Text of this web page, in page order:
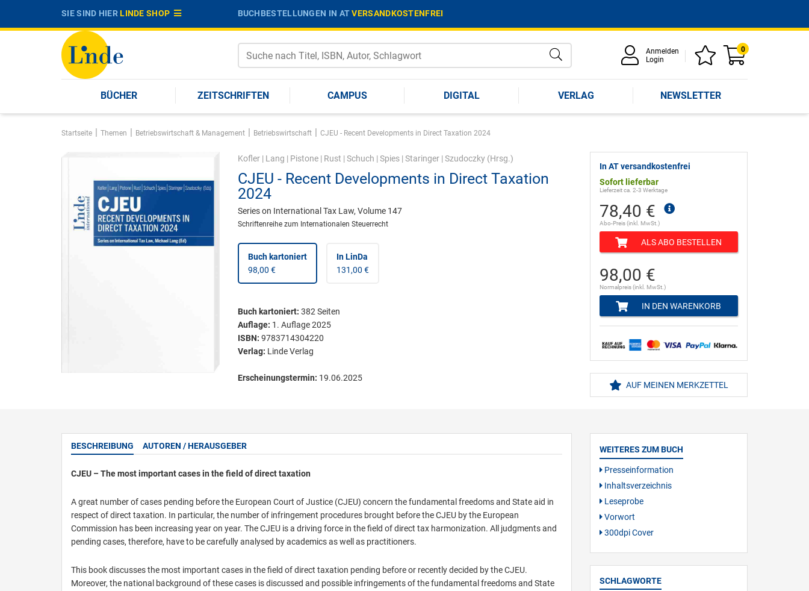
SIE SIND HIERLINDE SHOP BUCHBESTELLUNGEN IN ATVERSANDKOSTENFREI
Anmelden
Login
0
BÜCHER ZEITSCHRIFTEN CAMPUS DIGITAL VERLAG NEWSLETTER
Startseite | Themen | Betriebswirtschaft & Management | Betriebswirtschaft | CJEU - Recent Developments in Direct Taxation 2024
Kofler| Lang | Pistone| Rust | Schuch | Spies| Staringer| Szudoczky(Hrsg.)
CJEU - Recent Developments in Direct Taxation
2024
Series on International Tax Law, Volume 147
Schriftenreihe zum Internationalen Steuerrecht
Buch kartoniert
98,00 €
In LinDa
131,00 €
Buch kartoniert: 382 Seiten
Auflage: 1. Auflage 2025
ISBN: 9783714304220
Verlag: Linde Verlag
Erscheinungstermin: 19.06.2025
In AT versandkostenfrei
Sofort lieferbar
Lieferzeit ca. 2-3 Werktage
78,40 €
Abo-Preis (inkl. MwSt.)
ALS ABO BESTELLEN
98,00 €
Normalpreis (inkl. MwSt.)
IN DEN WARENKORB
AUF MEINEN MERKZETTEL
BESCHREIBUNG AUTOREN / HERAUSGEBER
CJEU – The most important cases in the field of direct taxation
A great number of cases pending before the European Court of Justice (CJEU) concern the fundamental freedoms and State aid in
respect of direct taxation. In particular, the number of infringement procedures brought before the CJEU by the European
Commission has been increasing year on year. The CJEU is a driving force in the field of direct tax harmonization. All judgments and
pending cases, therefore, have to be carefully analysed by academics as well as practitioners.
This book discusses the most important cases in the field of direct taxation pending before or recently decided by the CJEU.
Moreover, the national background of these cases is discussed and possible infringements of the fundamental freedoms and State
WEITERES ZUM BUCH
Presseinformation
Inhaltsverzeichnis
Leseprobe
Vorwort
300dpi Cover
SCHLAGWORTE